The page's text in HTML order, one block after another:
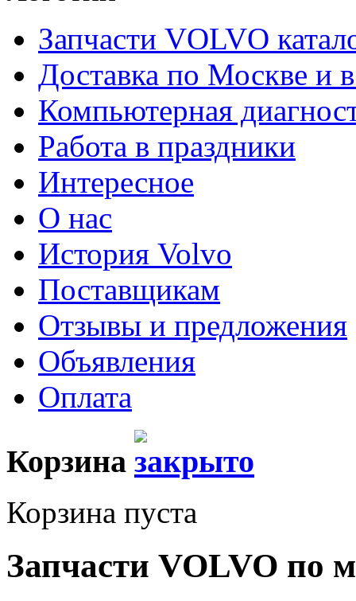
Запчасти VOLVO
Доставка по Москве и
Компьютерная
Работа в праздники
Интересное
О нас
История Volvo
Поставщикам
Отзывы и предложения
Объявления
Оплата
Корзина
Корзина пуста
Запчасти VOLVO по